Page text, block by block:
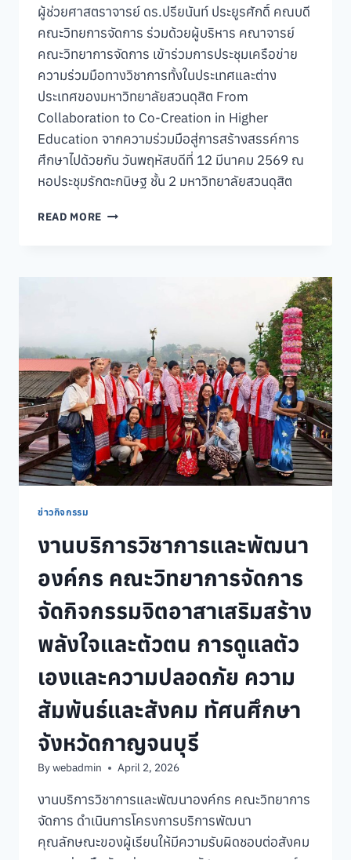
ผู้ช่วยศาสตราจารย์ ดร.ปรียนันท์ ประยูรศักดิ์ คณบดี
คณะวิทยการจัดการ ร่วมด้วยผู้บริหาร คณาจารย์
คณะวิทยาการจัดการ เข้าร่วมการประชุมเครือข่าย
ความร่วมมือทางวิชาการทั้งในประเทศและต่าง
ประเทศของมหาวิทยาลัยสวนดุสิต From
Collaboration to Co-Creation in Higher
Education จากความร่วมมือสู่การสร้างสรรค์การ
ศึกษาไปด้วยกัน วันพฤหัสบดีที่ 12 มีนาคม 2569 ณ
หอประชุมรักตะกนิษฐ ชั้น 2 มหาวิทยาลัยสวนดุสิต
READ MORE คณะ
ข่าย
ความ
ร่วม
มือ
ทาง
วิชาการ
ทั้ง
ใน
ประเทศ
ของ
มหาวิทยาลัย
สวนดุสิต
COLLABORATION
TO
CO-
CREATION
IN
HIGHER
EDUCATION
จาก
ความ
มือ
การ
สร้างสรรค์
การ
ศึกษา
ข่าวกิจกรรม
งานบริการวิชาการและพัฒนา
องค์กร คณะวิทยาการจัดการ
จัดกิจกรรมจิตอาสาเสริมสร้าง
พลังใจและตัวตน การดูแลตัว
เองและความปลอดภัย ความ
สัมพันธ์และสังคม ทัศนศึกษา
จังหวัดกาญจนบุรี
Bywebadmin April 2, 2026
งานบริการวิชาการและพัฒนาองค์กร คณะวิทยาการ
จัดการ ดำเนินการโครงการบริการพัฒนา
คุณลักษณะของผู้เรียนให้มีความรับผิดชอบต่อสังคม